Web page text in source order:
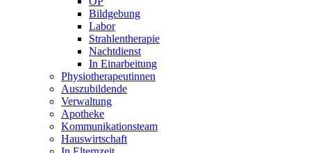
Bildgebung
Labor
Strahlentherapie
Nachtdienst
In Einarbeitung
Physiotherapeutinnen
Auszubildende
Verwaltung
Apotheke
Kommunikationsteam
Hauswirtschaft